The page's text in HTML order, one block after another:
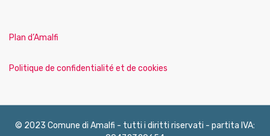
Plan d’Amalfi
Politique de confidentialité et de cookies
© 2023 Comune di Amalfi - tutti i diritti riservati - partita IVA: